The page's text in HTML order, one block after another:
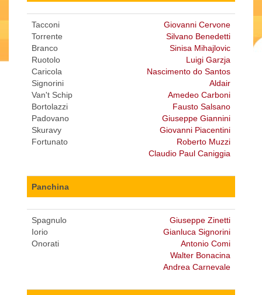
Tacconi
Torrente
Branco
Ruotolo
Caricola
Signorini
Van't Schip
Bortolazzi
Padovano
Skuravy
Fortunato
Giovanni Cervone
Silvano Benedetti
Sinisa Mihajlovic
Luigi Garzja
Nascimento do Santos
Aldair
Amedeo Carboni
Fausto Salsano
Giuseppe Giannini
Giovanni Piacentini
Roberto Muzzi
Claudio Paul Caniggia
Panchina
Spagnulo
Iorio
Onorati
Giuseppe Zinetti
Gianluca Signorini
Antonio Comi
Walter Bonacina
Andrea Carnevale